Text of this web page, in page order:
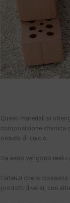
Questi materiali si
composizione chimica
ossido di calcio.
Da esso vengono
I laterizi che si
prodotti diversi, con